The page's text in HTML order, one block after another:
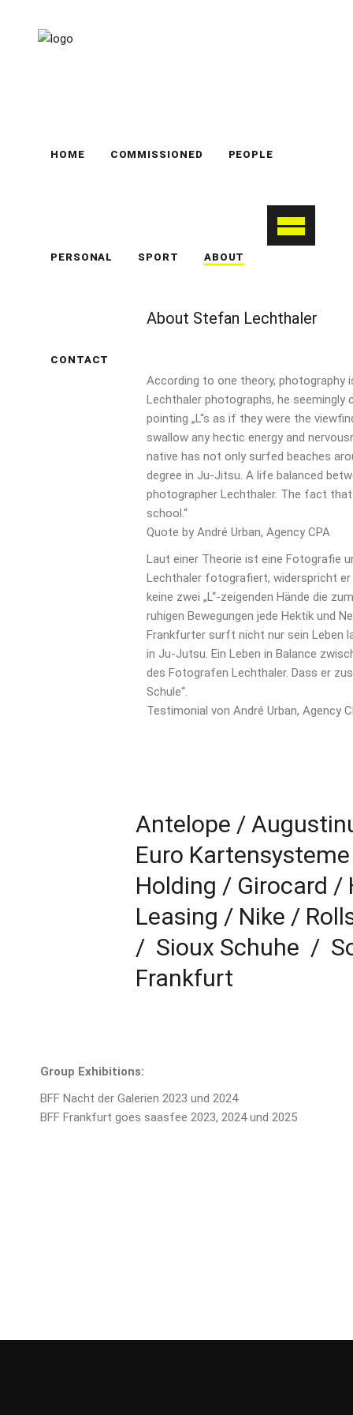
HOME COMMISSIONED PEOPLE
PERSONAL SPORT ABOUT
CONTACT
About Stefan Lechthaler
According to one theory,
Lechthaler photographs, he
pointing „L“s as if they were the
swallow any hectic energy and
native has not only surfed beaches
degree in Ju-Jitsu. A life balanced
photographer Lechthaler. The fact that
school.“
Quote by André Urban, Agency CPA
Laut einer Theorie ist eine Fotografie
Lechthaler fotografiert, widerspricht er
keine zwei „L“-zeigenden Hände die
ruhigen Bewegungen jede Hektik und
Frankfurter surft nicht nur sein Leben
in Ju-Jutsu. Ein Leben in Balance
des Fotografen Lechthaler. Dass er
Schule“.
Testimonial von André Urban, Agency
Antelope /
Euro
Holding / Girocard /
Leasing / Nike /
/ Sioux Schuhe /
Frankfurt
Group Exhibitions:
BFF Nacht der Galerien 2023 und 2024
BFF Frankfurt goes saasfee 2023, 2024 und 2025